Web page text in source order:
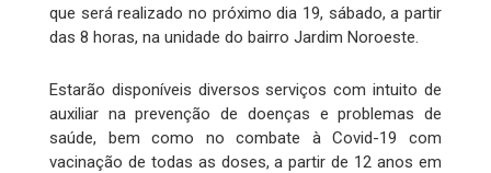
que será realizado no próximo dia 19, sábado, a partir
das 8 horas, na unidade do bairro Jardim Noroeste.
Estarão disponíveis diversos serviços com intuito de
auxiliar na prevenção de doenças e problemas de
saúde, bem como no combate à Covid-19 com
vacinação de todas as doses, a partir de 12 anos em